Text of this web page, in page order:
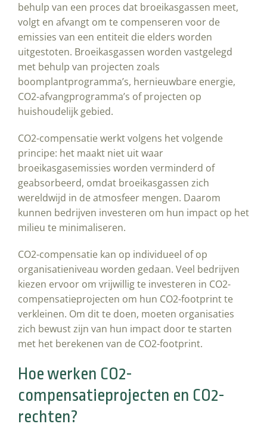
behulp van een proces dat broeikasgassen meet,
volgt en afvangt om te compenseren voor de
emissies van een entiteit die elders worden
uitgestoten. Broeikasgassen worden vastgelegd
met behulp van projecten zoals
boomplantprogramma’s, hernieuwbare energie,
CO2-afvangprogramma’s of projecten op
huishoudelijk gebied.
CO2-compensatie werkt volgens het volgende
principe: het maakt niet uit waar
broeikasgasemissies worden verminderd of
geabsorbeerd, omdat broeikasgassen zich
wereldwijd in de atmosfeer mengen. Daarom
kunnen bedrijven investeren om hun impact op het
milieu te minimaliseren.
CO2-compensatie kan op individueel of op
organisatieniveau worden gedaan. Veel bedrijven
kiezen ervoor om vrijwillig te investeren in CO2-
compensatieprojecten om hun CO2-footprint te
verkleinen. Om dit te doen, moeten organisaties
zich bewust zijn van hun impact door te starten
met het berekenen van de CO2-footprint.
Hoe werken CO2-
compensatieprojecten en CO2-
rechten?